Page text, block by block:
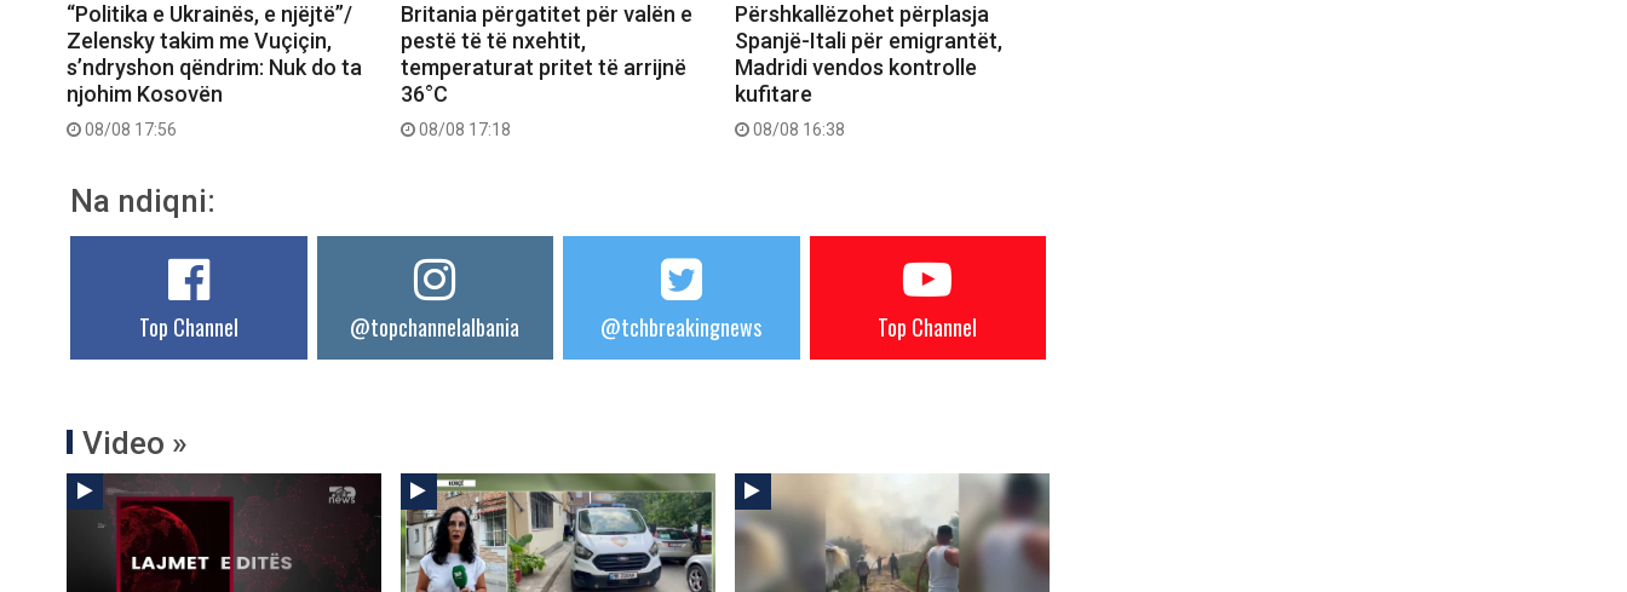
“Politika e Ukrainës, e njëjtë”/
Zelensky takim me Vuçiçin,
s’ndryshon qëndrim: Nuk do ta
njohim Kosovën
08/08 17:56
Britania përgatitet për valën e
pestë të të nxehtit,
temperaturat pritet të arrijnë
36°C
08/08 17:18
Përshkallëzohet përplasja
Spanjë-Itali për emigrantët,
Madridi vendos kontrolle
kufitare
08/08 16:38
Na ndiqni:
Top Channel @topchannelalbania @tchbreakingnews Top Channel
Video »